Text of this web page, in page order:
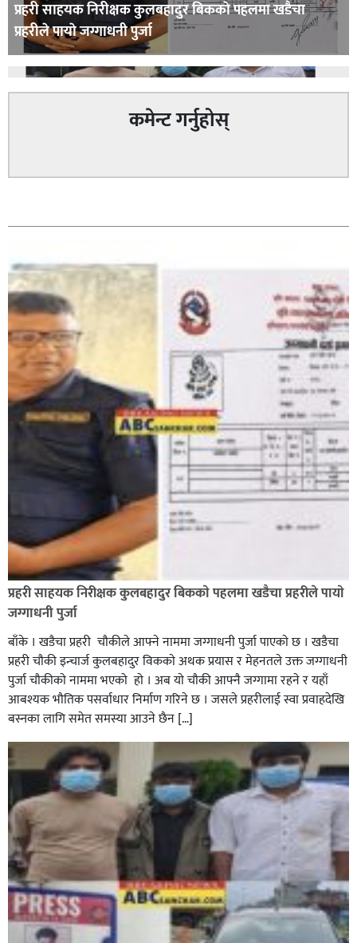
प्रहरी साहयक निरीक्षक कुलबहादुर बिककाे पहलमा खडैचा
प्रहरीले पायाे जग्गाधनी पुर्जा
भिक्षा मागेर कारमा घुम्ने बाबाहरूलाई दाङ प्रहरीले पक्राउ,भारत
फर्कने सर्तमा रिहा,
रौतहटमा १२ हजार लिटर पेट्रोल बोकेको ट्यांकर दुर्घटनापछि
आगलागी सडक अबरुद्ध,
घोराहीको समृद्धिका लागि वडा–वडामा विशेष अभियान सञ्चालन
हुने,
कमेन्ट गर्नुहोस्
प्रहरी साहयक निरीक्षक कुलबहादुर बिककाे पहलमा खडैचा प्रहरीले पायाे
जग्गाधनी पुर्जा
बाँके । खडैचा प्रहरी चाैकीले आफ्ने नाममा जग्गाधनी पुर्जा पाएकाे छ । खडैचा
प्रहरी चाैकी इन्चार्ज कुलबहादुर विककाे अथक प्रयास र मेहनतले उक्त जग्गाधनी
पुर्जा चाैकीकाे नाममा भएको हाे । अब याे चाैकी आफ्नै जग्गामा रहने र यहाँ
आबश्यक भाैतिक पसर्वाधार निर्माण गरिने छ । जसले प्रहरीलाई स्वा प्रवाहदेखि
बस्नका लागि समेत समस्या आउने छैन […]